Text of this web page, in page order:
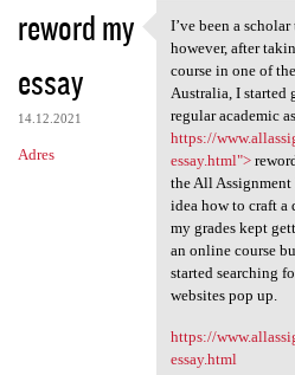
reword my
essay
14.12.2021
Adres
I’ve been a
I’ve been a
however, after
course in one of
Australia, I started
regular academic
https://
essay.html">
the All
idea how to craft a
my grades kept
an online course
started searching
websites pop up.
https://
essay.html